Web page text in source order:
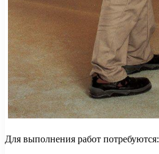
Для выполнения работ потребуются: